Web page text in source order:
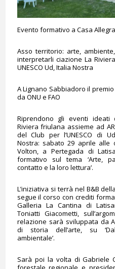
Evento formativo a Casa
Asso territorio: arte,
interpretarli ciazione La
UNESCO Ud, Italia Nostra
A Lignano Sabbiadoro il
da ONU e FAO
Riprendono gli eventi ideati
Riviera friulana assieme ad
del Club per l’UNESCO di
Nostra: sabato 29 aprile alle
Volton, a Pertegada di
formativo sul tema ‘Arte,
contatto e la loro lettura’.
L’iniziativa si terrà nel B&B
segue il corso con crediti
Galleria La Cantina di
Toniatti Giacometti,
relazione sarà sviluppata da
di storia dell’arte, su
ambientale’.
Sarà poi la volta di Gabriele